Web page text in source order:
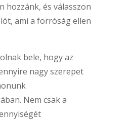
hozzánk, és válasszon
ami a forróság ellen
bele, hogy az
nagy szerepet
Nem csak a